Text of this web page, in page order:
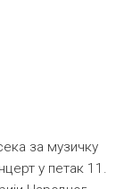
за музичку
у петак 11.